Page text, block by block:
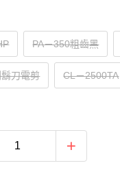
PA－350粗齒黑
刀電剪 CL－2500TA